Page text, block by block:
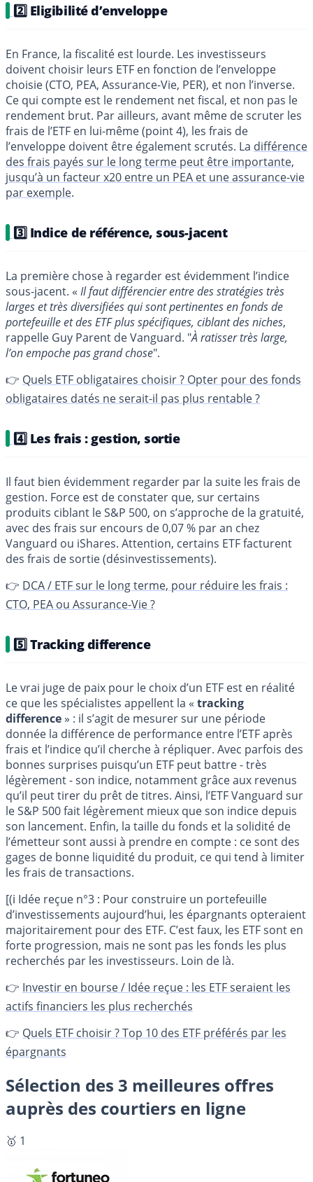
2️⃣ Eligibilité d’enveloppe
En France, la fiscalité est lourde. Les investisseurs
doivent choisir leurs ETF en fonction de l’enveloppe
choisie (CTO, PEA, Assurance-Vie, PER), et non l’inverse.
Ce qui compte est le rendement net fiscal, et non pas le
rendement brut. Par ailleurs, avant même de scruter les
frais de l’ETF en lui-même (point 4), les frais de
l’enveloppe doivent être également scrutés. La différence
des frais payés sur le long terme peut être importante,
jusqu’à un facteur x20 entre un PEA et une assurance-vie
par exemple.
3️⃣ Indice de référence, sous-jacent
La première chose à regarder est évidemment l’indice
sous-jacent. « Il faut différencier entre des stratégies très
larges et très diversifiées qui sont pertinentes en fonds de
portefeuille et des ETF plus spécifiques, ciblant des niches,
rappelle Guy Parent de Vanguard. "À ratisser très large,
l’on empoche pas grand chose".
👉 Quels ETF obligataires choisir ? Opter pour des fonds
obligataires datés ne serait-il pas plus rentable ?
4️⃣ Les frais : gestion, sortie
Il faut bien évidemment regarder par la suite les frais de
gestion. Force est de constater que, sur certains
produits ciblant le S&P 500, on s’approche de la gratuité,
avec des frais sur encours de 0,07 % par an chez
Vanguard ou iShares. Attention, certains ETF facturent
des frais de sortie (désinvestissements).
👉 DCA / ETF sur le long terme, pour réduire les frais :
CTO, PEA ou Assurance-Vie ?
5️⃣ Tracking difference
Le vrai juge de paix pour le choix d’un ETF est en réalité
ce que les spécialistes appellent la « tracking
difference» : il s’agit de mesurer sur une période
donnée la différence de performance entre l’ETF après
frais et l’indice qu’il cherche à répliquer. Avec parfois des
bonnes surprises puisqu’un ETF peut battre - très
légèrement - son indice, notamment grâce aux revenus
qu’il peut tirer du prêt de titres. Ainsi, l’ETF Vanguard sur
le S&P 500 fait légèrement mieux que son indice depuis
son lancement. Enfin, la taille du fonds et la solidité de
l’émetteur sont aussi à prendre en compte : ce sont des
gages de bonne liquidité du produit, ce qui tend à limiter
les frais de transactions.
[(ℹ️ Idée reçue n°3 : Pour construire un portefeuille
d’investissements aujourd’hui, les épargnants opteraient
majoritairement pour des ETF. C’est faux, les ETF sont en
forte progression, mais ne sont pas les fonds les plus
recherchés par les investisseurs. Loin de là.
👉 Investir en bourse / Idée reçue : les ETF seraient les
actifs financiers les plus recherchés
👉 Quels ETF choisir ? Top 10 des ETF préférés par les
épargnants
Sélection des 3 meilleures offres
auprès des courtiers en ligne
🥇 1